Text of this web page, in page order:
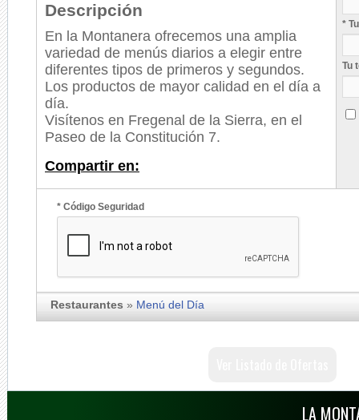
Descripción
En la Montanera ofrecemos una amplia
variedad de menús diarios a elegir entre
diferentes tipos de primeros y segundos.
Los productos de mayor calidad en el día a
día.
Visítenos en Fregenal de la Sierra, en el
Paseo de la Constitución 7.
Compartir en:
*
Tu
* Código Seguridad
Restaurantes » Menú del Día
LA